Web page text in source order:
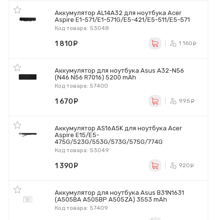
Аккумулятор AL14A32 для ноутбука Acer
Aspire E1-571/E1-571G/E5-421/E5-511/E5-571
Код товара: 53048
1 810 1 160
Аккумулятор для ноутбука Asus A32-N56
(N46 N56 R7016) 5200 mAh
Код товара: 57400
1 670 995
Аккумулятор AS16A5K для ноутбука Acer
Aspire E15/E5-
475G/523G/553G/573G/575G/774G
Код товара: 53049
1 390 920
Аккумулятор для ноутбука Asus B31N1631
(A505BA A505BP A505ZA) 3553 mAh
Код товара: 57409